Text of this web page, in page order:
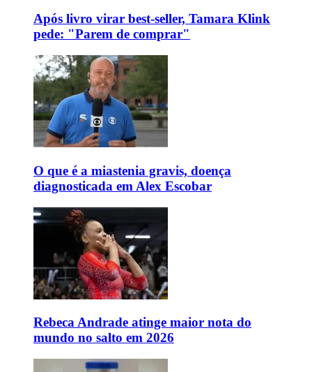
Após livro virar best-seller, Tamara Klink
pede: "Parem de comprar"
O que é a miastenia gravis, doença
diagnosticada em Alex Escobar
Rebeca Andrade atinge maior nota do
mundo no salto em 2026